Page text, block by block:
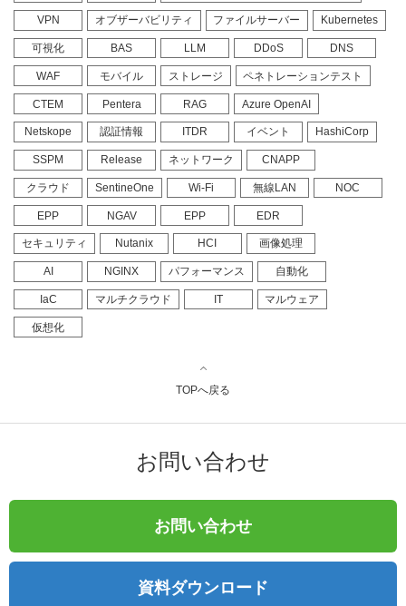
VPN オブザーバビリティ ファイルサーバー Kubernetes
可視化 BAS LLM DDoS DNS
WAF モバイル ストレージ ペネトレーションテスト
CTEM Pentera RAG Azure OpenAI
Netskope 認証情報 ITDR イベント HashiCorp
SSPM Release ネットワーク CNAPP
クラウド SentineOne Wi-Fi 無線LAN NOC
EPP NGAV EPP EDR
セキュリティ Nutanix HCI 画像処理
AI NGINX パフォーマンス 自動化
IaC マルチクラウド IT マルウェア
仮想化
TOPへ戻る
お問い合わせ
お問い合わせ
資料ダウンロード